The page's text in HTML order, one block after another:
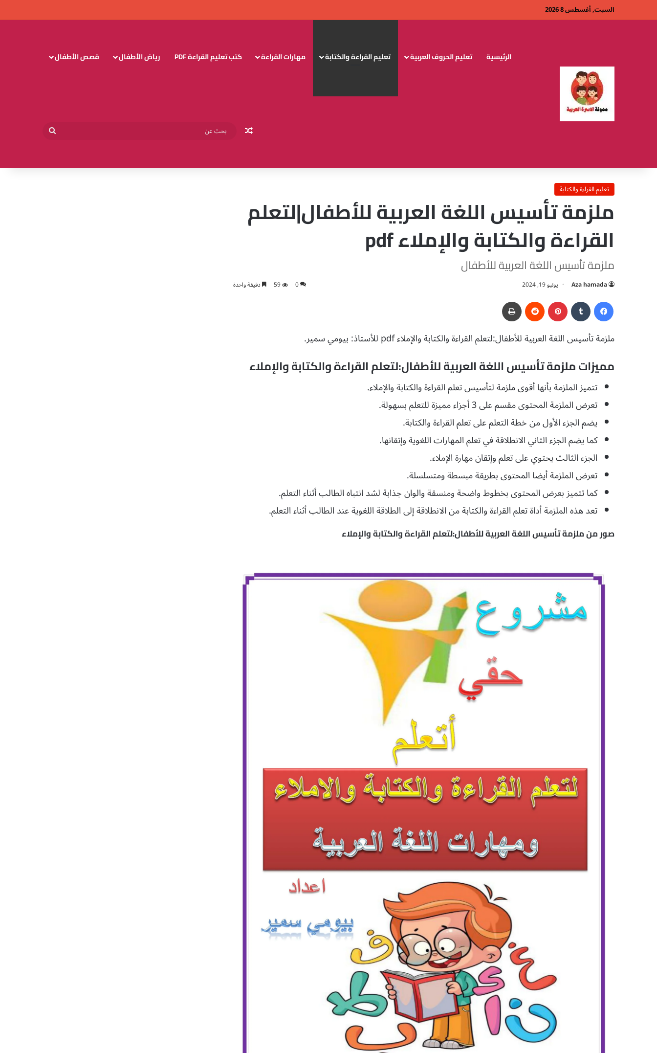
السبت, أغسطس 8 2026
الرئيسية تعليم الحروف العربية تعليم القراءة والكتابة مهارات القراءة كتب تعليم القراءة PDF رياض الأطفال قصص الأطفال
مقال عشوائي
تعليم القراءة والكتابة
ملزمة تأسيس اللغة العربية للأطفال|لتعلم
القراءة والكتابة والإملاء pdf
ملزمة تأسيس اللغة العربية للأطفال
Aza hamada يونيو 19, 2024 0
59 دقيقة واحدة
بينتيريست
ملزمة تأسيس اللغة العربية للأطفال:لتعلم القراءة والكتابة والإملاء pdf للأستاذ: بيومي سمير.
مميزات ملزمة تأسيس اللغة العربية للأطفال:لتعلم القراءة والكتابة والإملاء
تتميز الملزمة بأنها أقوى ملزمة لتأسيس تعلم القراءة والكتابة والإملاء.
تعرض الملزمة المحتوى مقسم على 3 أجزاء مميزة للتعلم بسهولة.
يضم الجزء الأول من خطة التعلم على تعلم القراءة والكتابة.
كما يضم الجزء الثاني الانطلاقة في تعلم المهارات اللغوية وإتقانها.
الجزء الثالث يحتوي على تعلم وإتقان مهارة الإملاء.
تعرض الملزمة أيضا المحتوى بطريقة مبسطة ومتسلسلة.
كما تتميز بعرض المحتوى بخطوط واضحة ومنسقة والوان جذابة لشد انتباه الطالب أثناء التعلم.
تعد هذه الملزمة أداة تعلم القراءة والكتابة من الانطلاقة إلى الطلاقة اللغوية عند الطالب أثناء التعلم.
صور من ملزمة تأسيس اللغة العربية للأطفال:لتعلم القراءة والكتابة والإملاء